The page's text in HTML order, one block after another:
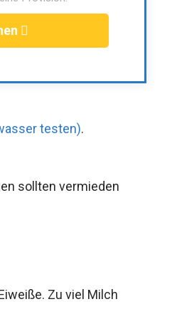
testen).
sollten vermieden
Zu viel Milch